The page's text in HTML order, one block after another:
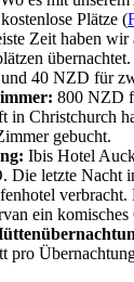
Plätze (
Zeit haben
40 NZD für
800 NZD
in Christchurch
gebucht.
Ibis Hotel
Die letzte Nacht
verbracht.
ein komisches
pro